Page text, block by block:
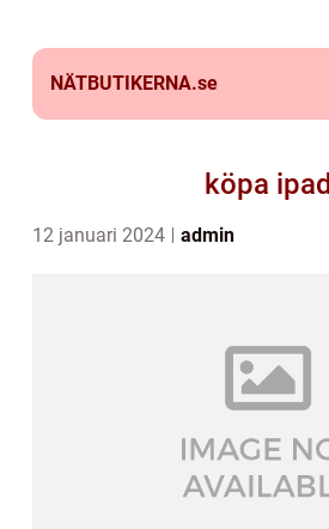
NÄTBUTIKERNA.se
köpa ipad
12 januari 2024 admin